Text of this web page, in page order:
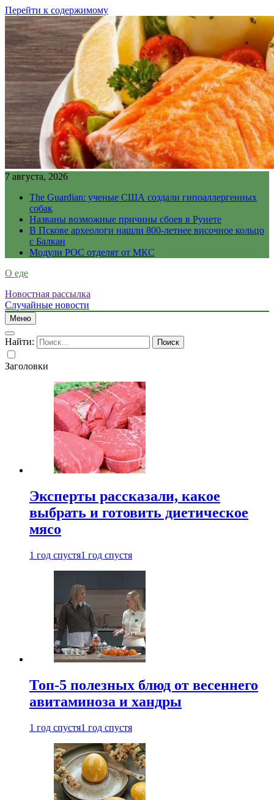
Перейти к содержимому
7 августа, 2026
The Guardian: ученые США создали гипоаллергенных
собак
Названы возможные причины сбоев в Рунете
В Пскове археологи нашли 800-летнее височное кольцо
с Балкан
Модули РОС отделят от МКС
О еде
Новостная рассылка
Случайные новости
Меню
Найти:
Заголовки
Эксперты рассказали, какое
выбрать и готовить диетическое
мясо
1 год спустя1 год спустя
Топ-5 полезных блюд от весеннего
авитаминоза и хандры
1 год спустя1 год спустя